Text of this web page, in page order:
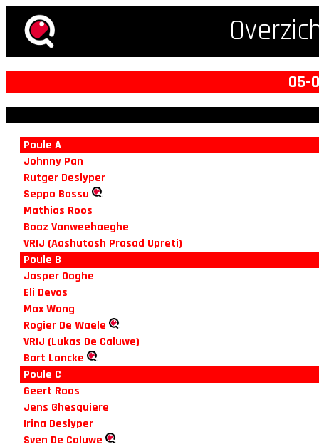
05-
Poule A
Johnny Pan
Rutger Deslyper
Seppo Bossu
Mathias Roos
Boaz Vanweehaeghe
VRIJ (Aashutosh Prasad Upreti)
Poule B
Jasper Ooghe
Eli Devos
Max Wang
Rogier De Waele
VRIJ (Lukas De Caluwe)
Bart Loncke
Poule C
Geert Roos
Jens Ghesquiere
Irina Deslyper
Sven De Caluwe